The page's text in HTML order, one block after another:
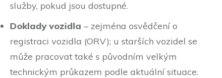
služby, pokud jsou dostupné.
Doklady vozidla – zejména osvědčení o
registraci vozidla (ORV); u starších vozidel se
může pracovat také s původním velkým
technickým průkazem podle aktuální situace.